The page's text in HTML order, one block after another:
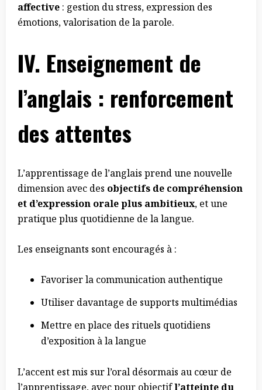
affective : gestion du stress, expression des
émotions, valorisation de la parole.
IV. Enseignement de
l’anglais : renforcement
des attentes
L’apprentissage de l’anglais prend une nouvelle
dimension avec des objectifs de compréhension
et d’expression orale plus ambitieux, et une
pratique plus quotidienne de la langue.
Les enseignants sont encouragés à :
Favoriser la communication authentique
Utiliser davantage de supports multimédias
Mettre en place des rituels quotidiens
d’exposition à la langue
L’accent est mis sur l’oral désormais au cœur de
l’apprentissage, avec pour objectifl’atteinte du